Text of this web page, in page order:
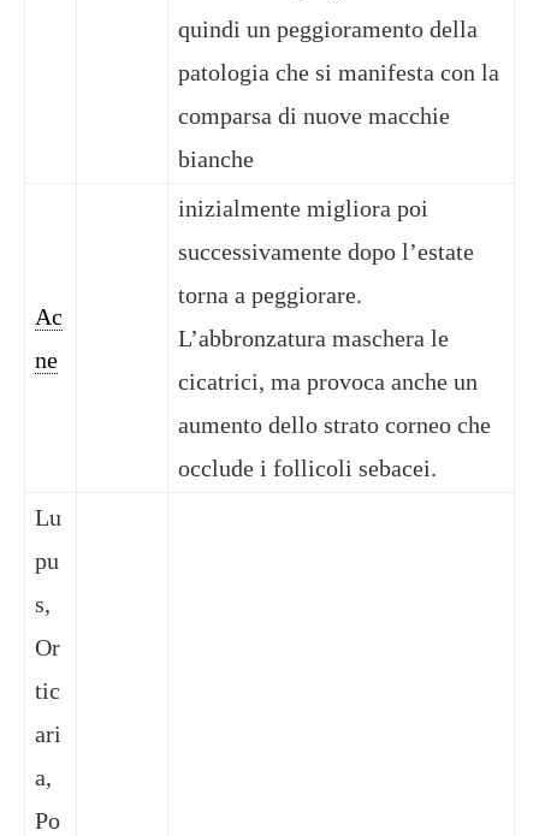
quindi un peggioramento della
patologia che si manifesta con la
comparsa di nuove macchie
bianche
Ac
ne
inizialmente migliora poi
successivamente dopo l’estate
torna a peggiorare.
L’abbronzatura maschera le
cicatrici, ma provoca anche un
aumento dello strato corneo che
occlude i follicoli sebacei.
Lu
pu
s,
Or
tic
ari
a,
Po